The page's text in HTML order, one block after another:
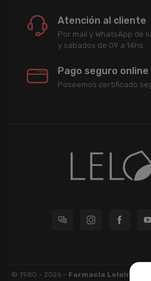
Atención al cliente
Por mail y WhatsApp de
y sábados de 09 a 14hs.
Pago seguro online
Poseemos certificado
© 1980 - 2026 - Farmacia Leloir S.R.L.